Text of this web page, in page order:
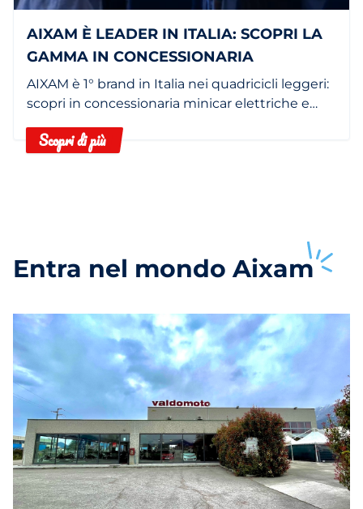
AIXAM È LEADER IN ITALIA: SCOPRI LA
GAMMA IN CONCESSIONARIA
AIXAM è 1° brand in Italia nei quadricicli leggeri:
scopri in concessionaria minicar elettriche e
Scopri di più
Entra nel mondo Aixam